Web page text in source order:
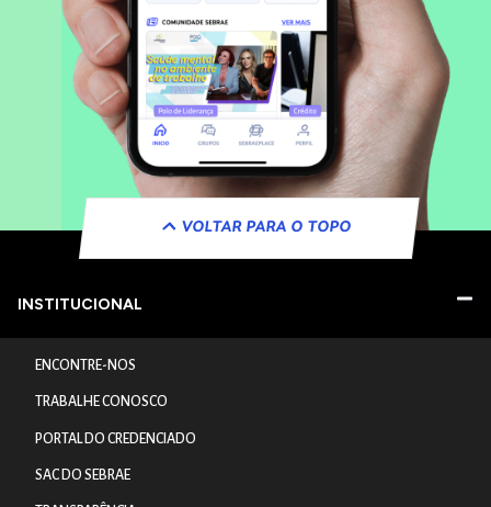
VOLTAR PARA O TOPO
INSTITUCIONAL
ENCONTRE-NOS
TRABALHE CONOSCO
PORTAL DO CREDENCIADO
SAC DO SEBRAE